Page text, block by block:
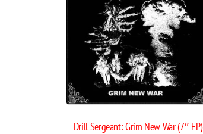
Drill Sergeant: Grim New War (7″ EP)